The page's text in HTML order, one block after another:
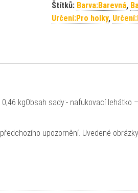
Štítků: Barva:Barevná,
Určení:Pro holky,
kgObsah sady:- nafukovací lehátko
upozornění. Uvedené